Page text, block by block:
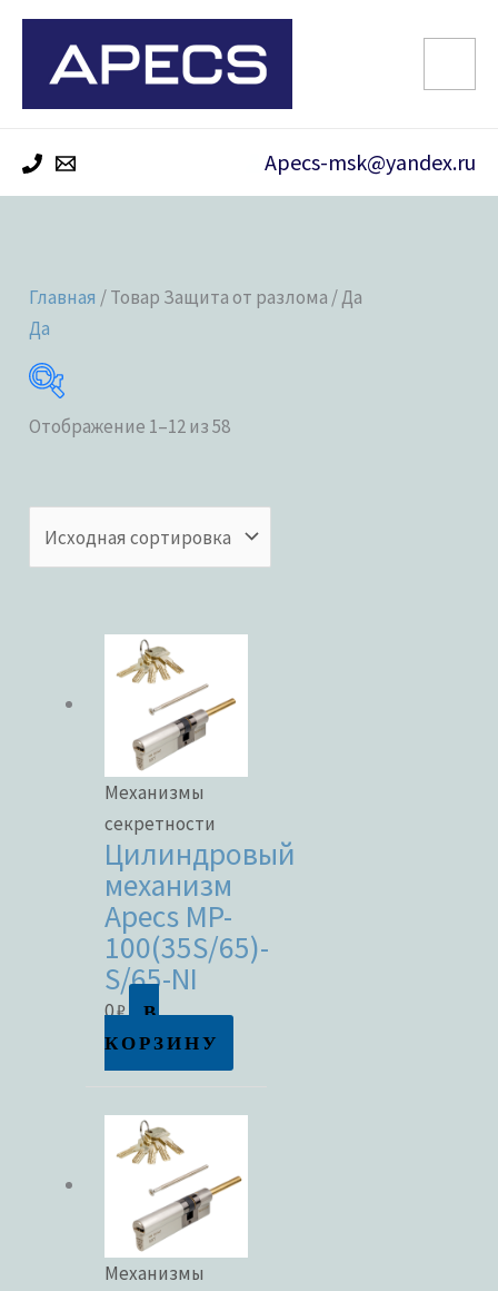
Перейти
содержимому
Apecs-msk@yandex.ru
Главная / Товар Защита от разлома / Да
Да
Категории товаров
В наличии
В продаже
Отображение 1–12 из 58
Механизмы
секретности
Цилиндровый
механизм
Apecs MP-
100(35S/65)-
S/65-NI
0₽
В
КОРЗИНУ
Механизмы